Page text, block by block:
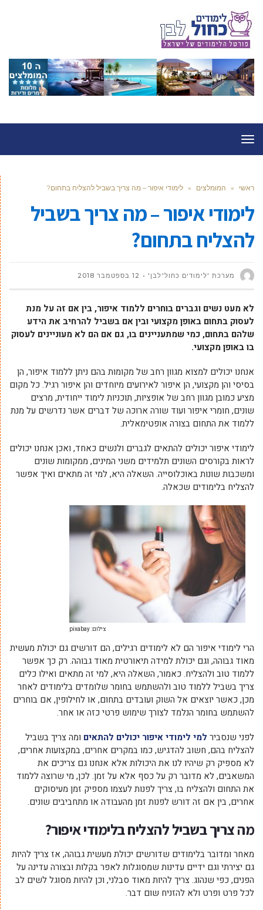
תפריט
ראשי » המומלצים » לימודי איפור – מה צריך בשביל להצליח בתחום?
לימודי איפור – מה צריך בשביל
להצליח בתחום?
מערכת 'לימודים כחול־לבן' 12 בספטמבר 2018
לא מעט נשים וגברים בוחרים ללמוד איפור, בין אם זה על מנת
לעסוק בתחום באופן מקצועי ובין אם בשביל להרחיב את הידע
שלהם בתחום, כמי שמתעניינים בו, גם אם הם לא מעוניינים לעסוק
בו באופן מקצועי.
אנחנו יכולים למצוא מגוון רחב של מקומות בהם ניתן ללמוד איפור, הן
בסיסי והן מקצועי, הן איפור לאירועים מיוחדים והן איפור רגיל. כל מקום
מציע כמובן מגוון רחב של אופציות, תוכניות לימוד ייחודית, מרצים
שונים, חומרי איפור ועוד שורה ארוכה של דברים אשר נדרשים על מנת
ללמוד את התחום בצורה אופטימאלית.
לימודי איפור יכולים להתאים לגברים ולנשים כאחד, ואכן אנחנו יכולים
לראות בקורסים השונים תלמידים משני המינים, ממקומות שונים
ומשכבות שונות באוכלוסייה. השאלה היא, למי זה מתאים ואיך אפשר
להצליח בלימודים שכאלה.
צילום: pixabay
הרי לימודי איפור הם לא לימודים רגילים, הם דורשים גם יכולת מעשית
מאוד גבוהה, וגם יכולת למידה תיאורטית מאוד גבוהה. רק כך אפשר
ללמוד טוב ולהצליח. כאמור, השאלה היא, למי זה מתאים ואילו כלים
צריך בשביל ללמוד טוב ולהשתמש בחומר שלומדים בלימודים לאחר
מכן, כאשר יוצאים אל השוק ועובדים בתחום, או לחילופין, אם בוחרים
להשתמש בחומר הנלמד לצורך שימוש פרטי כזה או אחר.
לפני שנסביר למי לימודי איפור יכולים להתאים ומה צריך בשביל
להצליח בהם, חשוב להדגיש, כמו במקרים אחרים, במקצועות אחרים,
לא מספיק רק שיהיו לנו את היכולות אלא אנחנו גם צריכים את
המשאבים, לא מדובר רק על כסף אלא על זמן. לכן, מי שרוצה ללמוד
את התחום ולהצליח בו, צריך לפנות לעצמו מספיק זמן מעיסוקים
אחרים, בין אם זה דורש לפנות זמן מהעבודה או מתחביבים שונים.
מה צריך בשביל להצליח בלימודי איפור?
מאחר ומדובר בלימודים שדורשים יכולת מעשית גבוהה, אז צריך להיות
גם יצירתי וגם ידיים עדינות שמסוגלות לאפר בקלות ובצורה עדינה על
הפנים, כפי שנהוג. צריך להיות מאוד סבלני, וכן להיות מסוגל לשים לב
לכל פרט ופרט ולא להזניח שום דבר.